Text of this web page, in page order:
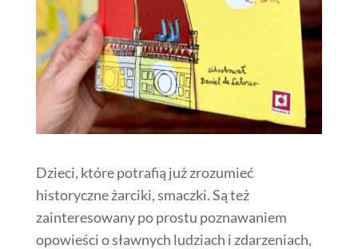
Dzieci, które potrafią już zrozumieć
historyczne żarciki, smaczki. Są też
zainteresowany po prostu poznawaniem
opowieści o sławnych ludziach i zdarzeniach,